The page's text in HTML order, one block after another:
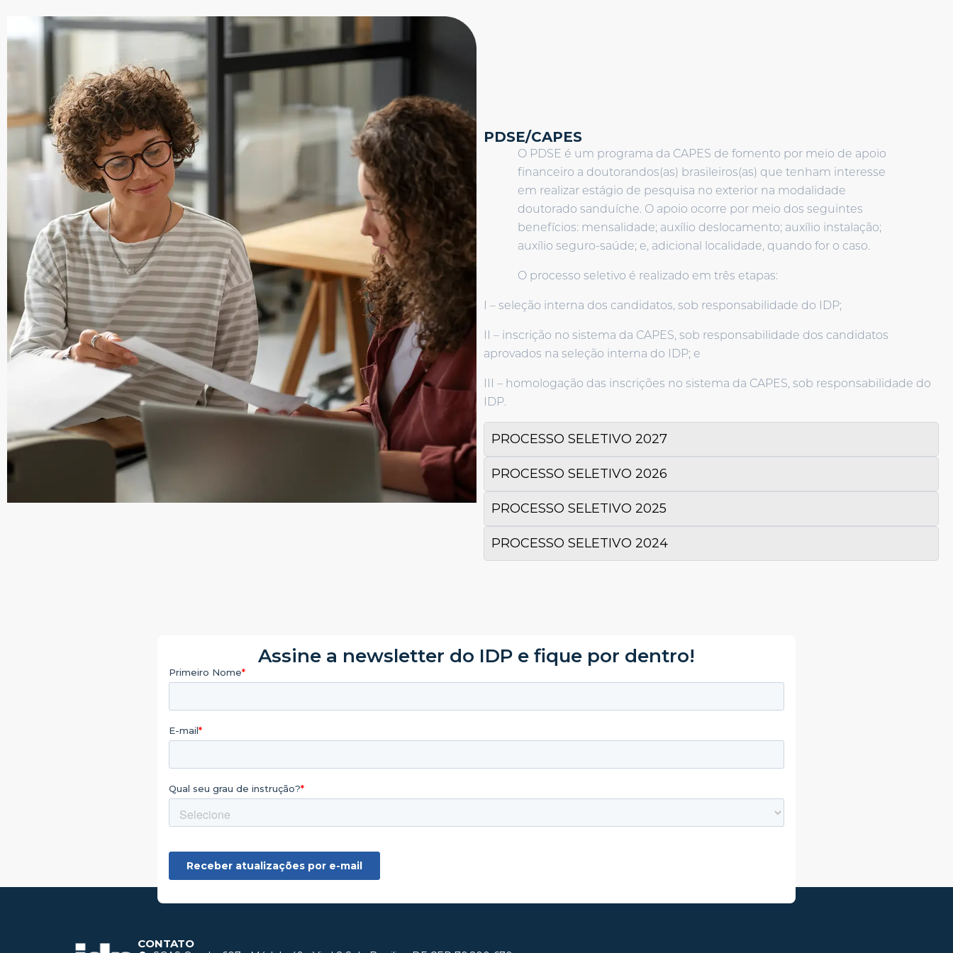
PDSE/CAPES
O PDSE é um programa da CAPES de fomento por meio de apoio
financeiro a doutorandos(as) brasileiros(as) que tenham interesse
em realizar estágio de pesquisa no exterior na modalidade
doutorado sanduíche. O apoio ocorre por meio dos seguintes
benefícios: mensalidade; auxílio deslocamento; auxílio instalação;
auxílio seguro-saúde; e, adicional localidade, quando for o caso.
O processo seletivo é realizado em três etapas:
I – seleção interna dos candidatos, sob responsabilidade do IDP;
II – inscrição no sistema da CAPES, sob responsabilidade dos candidatos
aprovados na seleção interna do IDP; e
III – homologação das inscrições no sistema da CAPES, sob responsabilidade do
IDP.
PROCESSO SELETIVO 2027
PROCESSO SELETIVO 2026
PROCESSO SELETIVO 2025
PROCESSO SELETIVO 2024
Assine a newsletter do IDP e fique por dentro!
CONTATO